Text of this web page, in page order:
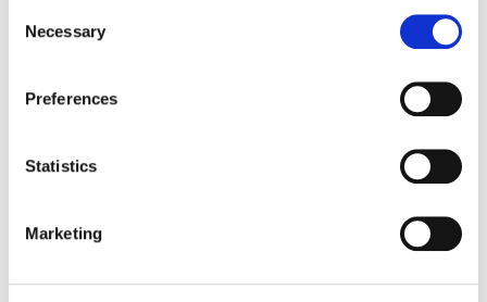
Selection
Necessary
Preferences
Statistics
Marketing
zelfstandigenen hun gezin
voor zelfstandigen Dankzij de tussenkomst..